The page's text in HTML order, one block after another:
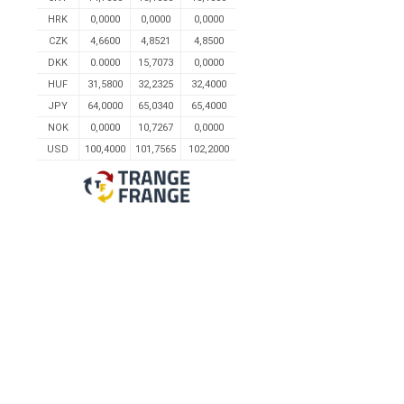
HRK
0,0000 0,0000
0,0000
CZK
4,6600 4,8521
4,8500
DKK
0.0000 15,7073
0,0000
HUF
31,5800 32,2325
32,4000
JPY
64,0000 65,0340
65,4000
NOK
0,0000 10,7267
0,0000
USD
100,4000 101,7565 102,2000